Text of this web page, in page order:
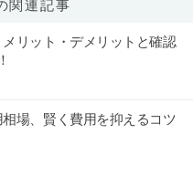
関連記事
リット・デメリットと確認
場、賢く費用を抑えるコツ